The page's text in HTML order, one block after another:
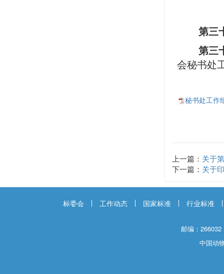
第三
第三
会秘书处
秘书处工作
上一篇： 关于
下一篇： 关于
标委会 工作动态 国家标准 行业标准
邮编：266032
中国动